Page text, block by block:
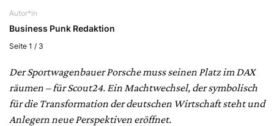
Autor*in
Business Punk Redaktion
Seite 1 / 3
Der Sportwagenbauer Porsche muss seinen Platz im DAX
räumen – für Scout24. Ein Machtwechsel, der symbolisch
für die Transformation der deutschen Wirtschaft steht und
Anlegern neue Perspektiven eröffnet.